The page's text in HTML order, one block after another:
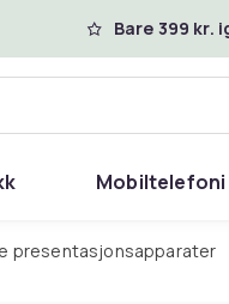
Bare 399 kr.
Mobiltelefoni
presentasjonsapparater